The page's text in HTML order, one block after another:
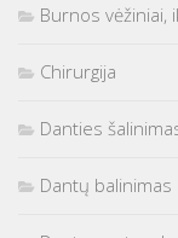
Burnos vėžiniai,
Chirurgija
Danties
Dantų balinimas